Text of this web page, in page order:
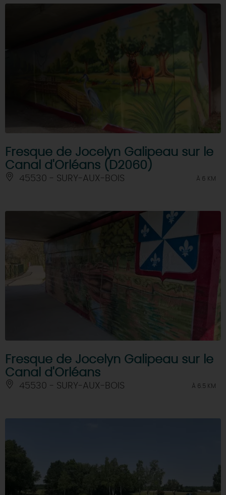
Fresque de Jocelyn Galipeau sur le
Canal d'Orléans (D2060)
45530 - SURY-AUX-BOIS À 6 KM
Fresque de Jocelyn Galipeau sur le
Canal d'Orléans
45530 - SURY-AUX-BOIS À 6.5 KM